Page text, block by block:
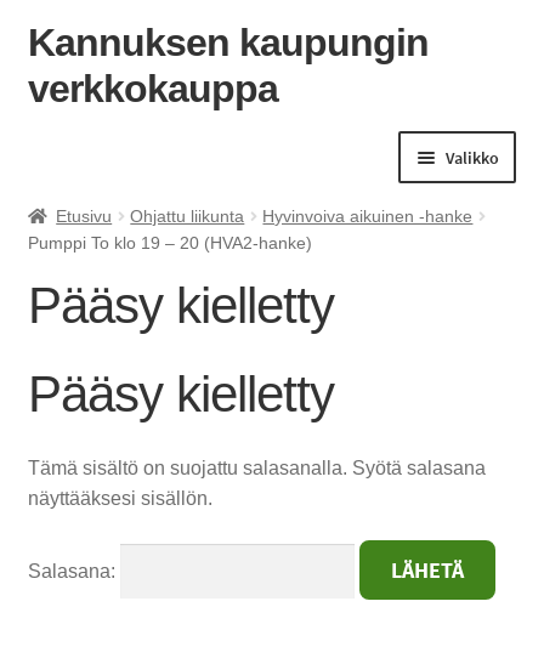
Siirry
Siirry
Kannuksen kaupungin
verkkokauppa
Valikko
Etusivu Ohjattu liikunta
Hyvinvoiva aikuinen -hanke
Pumppi To klo 19 – 20 (HVA2-hanke)
Pääsy kielletty
Pääsy kielletty
Tämä sisältö on suojattu salasanalla. Syötä salasana
näyttääksesi sisällön.
Salasana: